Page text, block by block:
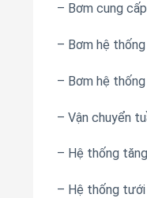
– Bơm cung
– Bơm hệ
– Bơm hệ
– Vận chuyển
– Hệ thống
– Hệ thống